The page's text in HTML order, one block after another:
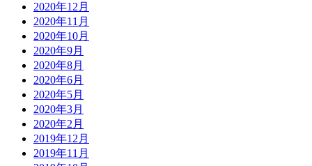
2020年12月
2020年11月
2020年10月
2020年9月
2020年8月
2020年6月
2020年5月
2020年3月
2020年2月
2019年12月
2019年11月